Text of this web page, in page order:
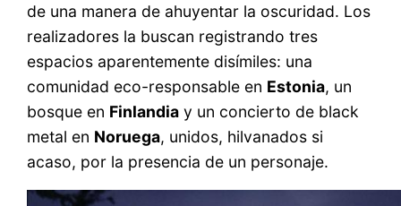
de una manera de ahuyentar la oscuridad. Los
realizadores la buscan registrando tres
espacios aparentemente disímiles: una
comunidad eco-responsable en Estonia, un
bosque en Finlandia y un concierto de black
metal en Noruega, unidos, hilvanados si
acaso, por la presencia de un personaje.